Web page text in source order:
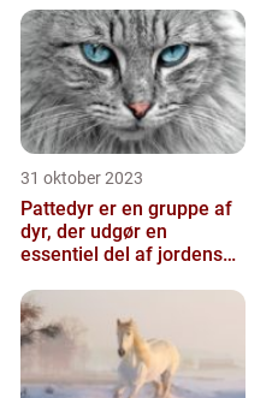
31 oktober 2023
Pattedyr er en gruppe af
dyr, der udgør en
essentiel del af jordens